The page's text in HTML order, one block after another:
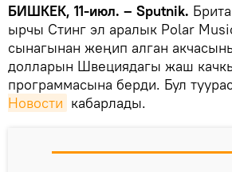
БИШКЕК, 11-июл. – Sputnik.
ырчы Стинг эл аралык Polar
сынагынан жеңип алган
долларын Швециядагы жаш
программасына берди. Бул
Новости кабарлады.